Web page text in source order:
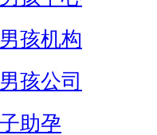
孩机构
孩公司
助孕